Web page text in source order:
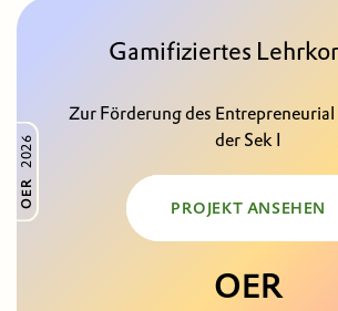
OER
2026
Gamifiziertes
Zur Förderung des
der Sek I
PROJEKT ANSEHEN
OER